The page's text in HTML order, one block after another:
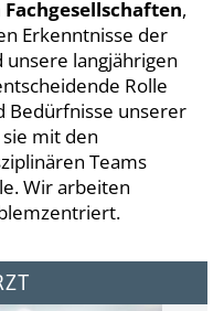
,
Erkenntnisse der
langjährigen
Rolle
Bedürfnisse unserer
mit den
Teams
Wir arbeiten